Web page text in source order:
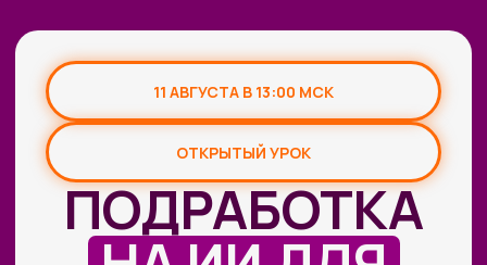
11 АВГУСТА В 13:00 МСК
ПОДРАБОТКА
НА ИИ ДЛЯ
КАЖДОГО